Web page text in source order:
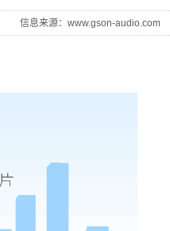
息来源：www.gson-audio.com